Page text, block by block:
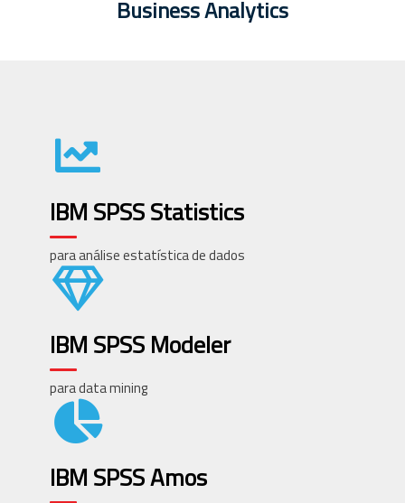
Business Analytics
IBM SPSS Statistics
para análise estatística de dados
IBM SPSS Modeler
para data mining
IBM SPSS Amos